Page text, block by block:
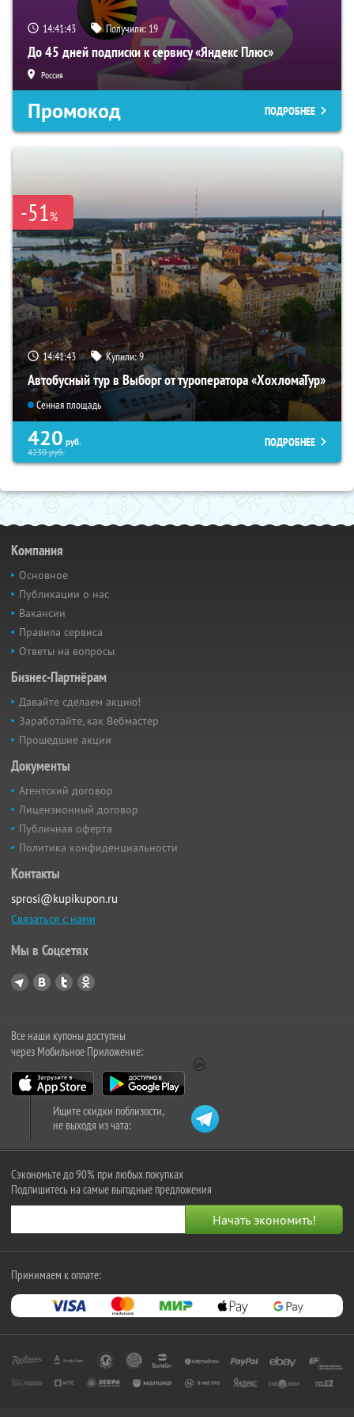
14:41:43 Получили: 19
До 45 дней подписки к сервису «Яндекс Плюс»
Россия
Промокод ПОДРОБНЕЕ
-51%
14:41:43 Купили:9
Автобусный тур в Выборг от туроператора «ХохломаТур»
Сенная площадь
420 руб.
4230руб.
ПОДРОБНЕЕ
Компания
Основное
Публикации о нас
Вакансии
Правила сервиса
Ответы на вопросы
Бизнес-Партнёрам
Давайте сделаем акцию!
Заработайте, как Вебмастер
Прошедшие акции
Документы
Агентский договор
Лицензионный договор
Публичная оферта
Политика конфиденциальности
Контакты
sprosi@kupikupon.ru
Связаться с нами
Мы в Соцсетях
Все наши купоны доступны
через Мобильное Приложение:
Ищите скидки поблизости,
не выходя из чата:
Сэкономьте до 90% при любых покупках
Подпишитесь на самые выгодные предложения
Принимаем к оплате: